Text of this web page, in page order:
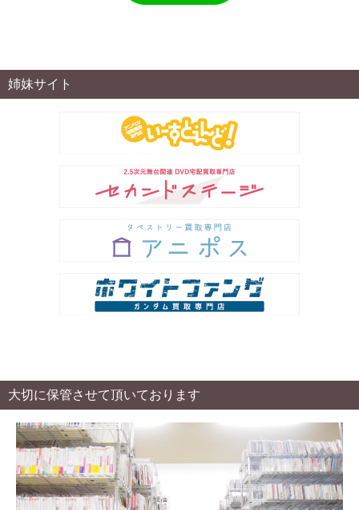
姉妹サイト
大切に保管させて頂いております